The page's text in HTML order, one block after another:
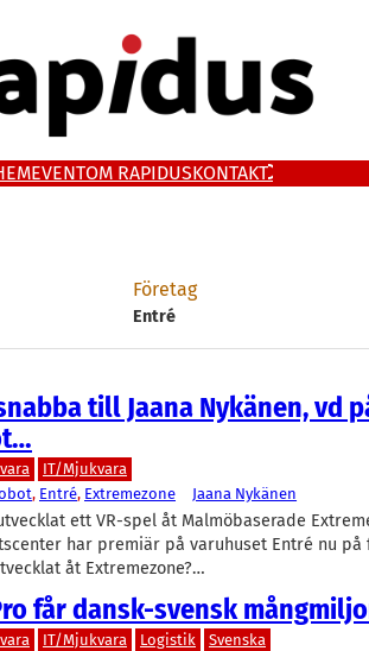
EVENTOM RAPIDUSKONTAKT
Företag
Entré
till Jaana Nykänen, vd
IT/Mjukvara
, Entré, Extremezone Jaana Nykänen
ett VR-spel åt Malmöbaserade
har premiär på varuhuset Entré nu på
åt Extremezone?…
får dansk-svensk
IT/Mjukvara Logistik Svenska